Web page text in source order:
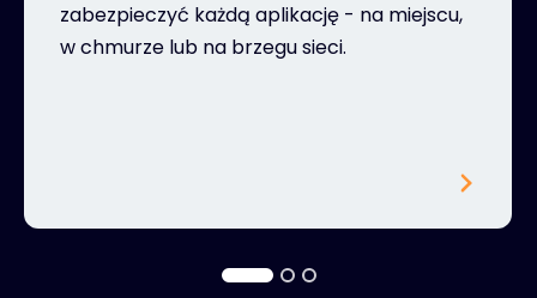
zabezpieczyć każdą aplikację - na miejscu,
w chmurze lub na brzegu sieci.